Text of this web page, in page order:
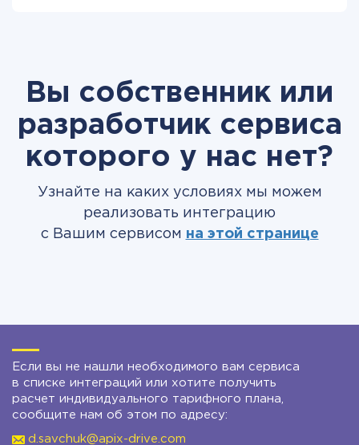
Вы собственник или
разработчик сервиса
которого у нас нет?
Узнайте на каких условиях мы можем
реализовать интеграцию
с Вашим сервисом на этой странице
Если вы не нашли необходимого вам сервиса
в списке интеграций или хотите получить
расчет индивидуального тарифного плана,
сообщите нам об этом по адресу:
d.savchuk@apix-drive.com